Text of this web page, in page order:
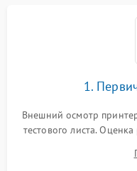
1.
Внешний осмотр
тестового листа.
выявление посторонних
дефектов